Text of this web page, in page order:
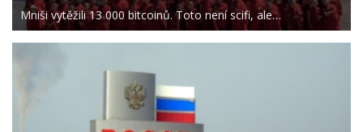
Mniši vytěžili 13 000 bitcoinů. Toto není scifi, ale…